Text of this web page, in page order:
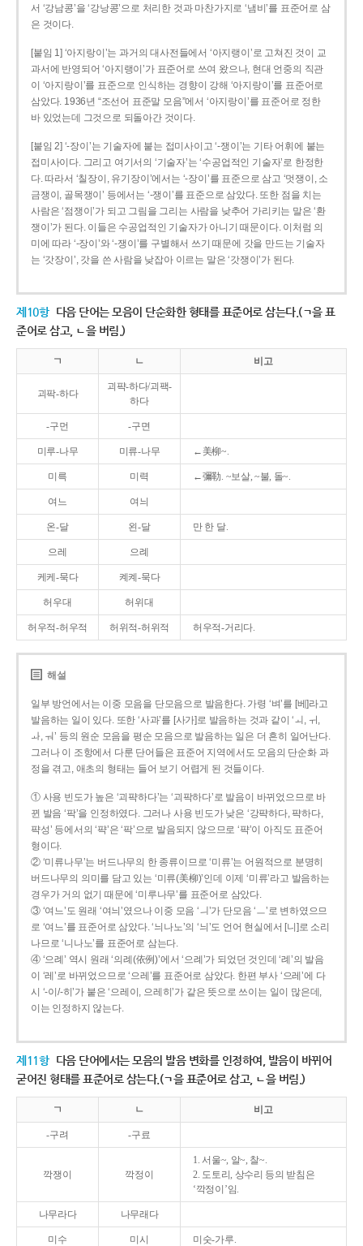
서 ‘강남콩’을 ‘강낭콩’으로 처리한 것과 마찬가지로 ‘냄비’를 표준어로 삼
은 것이다.
[붙임 1] ‘아지랑이’는 과거의 대사전들에서 ‘아지랭이’로 고쳐진 것이 교
과서에 반영되어 ‘아지랭이’가 표준어로 쓰여 왔으나, 현대 언중의 직관
이 ‘아지랑이’를 표준으로 인식하는 경향이 강해 ‘아지랑이’를 표준어로
삼았다. 1936년 “조선어 표준말 모음”에서 ‘아지랑이’를 표준어로 정한
바 있었는데 그것으로 되돌아간 것이다.
[붙임 2] ‘-장이’는 기술자에 붙는 접미사이고 ‘-쟁이’는 기타 어휘에 붙는
접미사이다. 그리고 여기서의 ‘기술자’는 ‘수공업적인 기술자’로 한정한
다. 따라서 ‘칠장이, 유기장이’에서는 ‘-장이’를 표준으로 삼고 ‘멋쟁이, 소
금쟁이, 골목쟁이’ 등에서는 ‘-쟁이’를 표준으로 삼았다. 또한 점을 치는
사람은 ‘점쟁이’가 되고 그림을 그리는 사람을 낮추어 가리키는 말은 ‘환
쟁이’가 된다. 이들은 수공업적인 기술자가 아니기 때문이다. 이처럼 의
미에 따라 ‘-장이’와 ‘-쟁이’를 구별해서 쓰기 때문에 갓을 만드는 기술자
는 ‘갓장이’, 갓을 쓴 사람을 낮잡아 이르는 말은 ‘갓쟁이’가 된다.
제10항 다음 단어는 모음이 단순화한 형태를 표준어로 삼는다.(ㄱ을 표
준어로 삼고, ㄴ을 버림.)
ㄱ ㄴ 비고
괴팍-하다
괴퍅-하다/괴팩-
하다
-구먼 -구면
미루-나무 미류-나무 ←美柳~.
미륵 미력 ←彌勒. ~보살, ~불, 돌~.
여느 여늬
온-달 왼-달 만 한 달.
으레 으례
케케-묵다 켸켸-묵다
허우대 허위대
허우적-허우적 허위적-허위적 허우적-거리다.
해설
일부 방언에서는 이중 모음을 단모음으로 발음한다. 가령 ‘벼’를 [베]라고
발음하는 일이 있다. 또한 ‘사과’를 [사가]로 발음하는 것과 같이 ‘ㅚ, ㅟ,
ㅘ, ㅝ’ 등의 원순 모음을 평순 모음으로 발음하는 일은 더 흔히 일어난다.
그러나 이 조항에서 다룬 단어들은 표준어 지역에서도 모음의 단순화 과
정을 겪고, 애초의 형태는 들어 보기 어렵게 된 것들이다.
① 사용 빈도가 높은 ‘괴퍅하다’는 ‘괴팍하다’로 발음이 바뀌었으므로 바
뀐 발음 ‘팍’을 인정하였다. 그러나 사용 빈도가 낮은 ‘강퍅하다, 퍅하다,
퍅성’ 등에서의 ‘퍅’은 ‘팍’으로 발음되지 않으므로 ‘퍅’이 아직도 표준어
형이다.
② ‘미류나무’는 버드나무의 한 종류이므로 ‘미류’는 어원적으로 분명히
버드나무의 의미를 담고 있는 ‘미류(美柳)’인데 이제 ‘미류’라고 발음하는
경우가 거의 없기 때문에 ‘미루나무’를 표준어로 삼았다.
③ ‘여느’도 원래 ‘여늬’였으나 이중 모음 ‘ㅢ’가 단모음 ‘ㅡ’로 변하였으므
로 ‘여느’를 표준어로 삼았다. ‘늬나노’의 ‘늬’도 언어 현실에서 [니]로 소리
나므로 ‘니나노’를 표준어로 삼는다.
④ ‘으례’ 역시 원래 ‘의례(依例)’에서 ‘으례’가 되었던 것인데 ‘례’의 발음
이 ‘레’로 바뀌었으므로 ‘으레’를 표준어로 삼았다. 한편 부사 ‘으레’에 다
시 ‘-이/-히’가 붙은 ‘으레이, 으레히’가 같은 뜻으로 쓰이는 일이 많은데,
이는 인정하지 않는다.
제11항 다음 단어에서는 모음의 발음 변화를 인정하여, 발음이 바뀌어
굳어진 형태를 표준어로 삼는다.(ㄱ을 표준어로 삼고, ㄴ을 버림.)
ㄱ ㄴ 비고
-구려 -구료
깍쟁이 깍정이
1. 서울~, 알~, 찰~.
2. 도토리, 상수리 등의 받침은
‘깍정이’임.
나무라다 나무래다
미수 미시 미숫-가루.